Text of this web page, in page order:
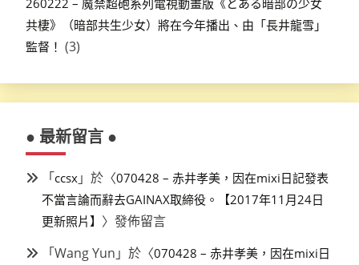
260222 – 魔禁超砲系列電視動畫版《とある暗部の少女
共棲》（暗部共生少女）將在今年播出、由「長井龍雪」
監督！ (3)
● 最新留言 ●
「ccsx 」於〈070428 – 赤井孝美，因在mixi日記發表
不當言論而辭去GAINAX取締役。【2017年11月24日
更新照片】 〉發佈留言
「Wang Yun 」於〈070428 – 赤井孝美，因在mixi日